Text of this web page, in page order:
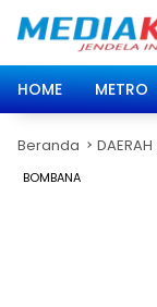
HOME
METRO
Beranda DAERAH
BOMBANA